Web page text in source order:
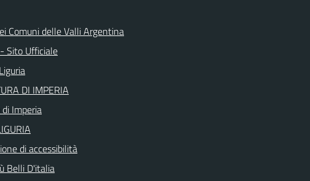
Comuni delle Valli Argentina
Sito Ufficiale
DI IMPERIA
Imperia
di accessibilità
Belli D'italia